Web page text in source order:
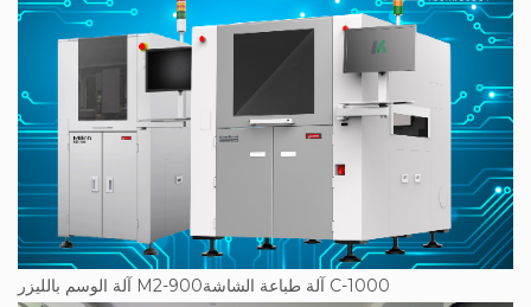
آلة الوسم بالليزر M2-900آلة طباعة الشاشة C-1000